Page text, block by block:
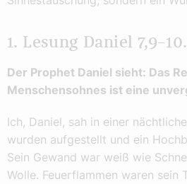
1. Lesung Daniel
Der Prophet Daniel sieht: Das
Menschensohnes ist eine
Ich, Daniel, sah in einer
wurden aufgestellt und ein
Sein Gewand war weiß wie
Wolle. Feuerflammen waren sein